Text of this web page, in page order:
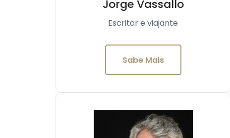
Jorge Vassallo
Escritor e viajante
Sabe Mais